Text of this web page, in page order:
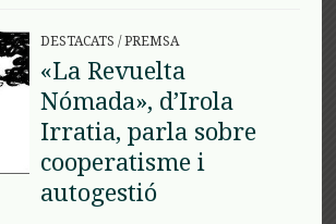
DESTACATS /PREMSA
«La Revuelta
Nómada», d’Irola
Irratia, parla sobre
cooperatisme i
autogestió